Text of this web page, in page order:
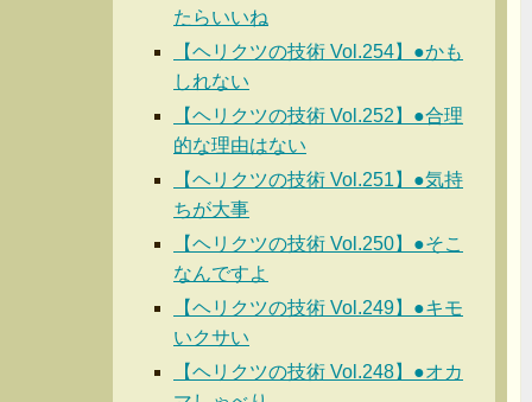
たらいいね
【ヘリクツの技術 Vol.254】●かも
しれない
【ヘリクツの技術 Vol.252】●合理
的な理由はない
【ヘリクツの技術 Vol.251】●気持
ちが大事
【ヘリクツの技術 Vol.250】●そこ
なんですよ
【ヘリクツの技術 Vol.249】●キモ
いクサい
【ヘリクツの技術 Vol.248】●オカ